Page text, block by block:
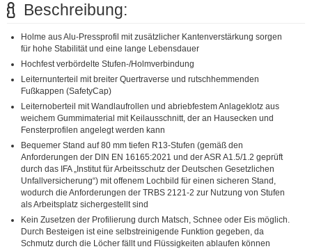
Beschreibung:
Holme aus Alu-Pressprofil mit zusätzlicher Kantenverstärkung sorgen
für hohe Stabilität und eine lange Lebensdauer
Hochfest verbördelte Stufen-/Holmverbindung
Leiternunterteil mit breiter Quertraverse und rutschhemmenden
Fußkappen (SafetyCap)
Leiternoberteil mit Wandlaufrollen und abriebfestem Anlageklotz aus
weichem Gummimaterial mit Keilausschnitt, der an Hausecken und
Fensterprofilen angelegt werden kann
Bequemer Stand auf 80 mm tiefen R13-Stufen (gemäß den
Anforderungen der DIN EN 16165:2021 und der ASR A1.5/1.2 geprüft
durch das IFA „Institut für Arbeitsschutz der Deutschen Gesetzlichen
Unfallversicherung“) mit offenem Lochbild für einen sicheren Stand,
wodurch die Anforderungen der TRBS 2121-2 zur Nutzung von Stufen
als Arbeitsplatz sichergestellt sind
Kein Zusetzen der Profilierung durch Matsch, Schnee oder Eis möglich.
Durch Besteigen ist eine selbstreinigende Funktion gegeben, da
Schmutz durch die Löcher fällt und Flüssigkeiten ablaufen können